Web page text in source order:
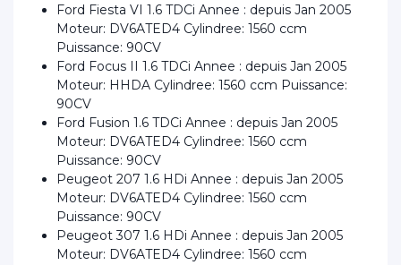
Ford Fiesta VI 1.6 TDCi Annee : depuis Jan 2005
Moteur: DV6ATED4 Cylindree: 1560 ccm
Puissance: 90CV
Ford Focus II 1.6 TDCi Annee : depuis Jan 2005
Moteur: HHDA Cylindree: 1560 ccm Puissance:
90CV
Ford Fusion 1.6 TDCi Annee : depuis Jan 2005
Moteur: DV6ATED4 Cylindree: 1560 ccm
Puissance: 90CV
Peugeot 207 1.6 HDi Annee : depuis Jan 2005
Moteur: DV6ATED4 Cylindree: 1560 ccm
Puissance: 90CV
Peugeot 307 1.6 HDi Annee : depuis Jan 2005
Moteur: DV6ATED4 Cylindree: 1560 ccm